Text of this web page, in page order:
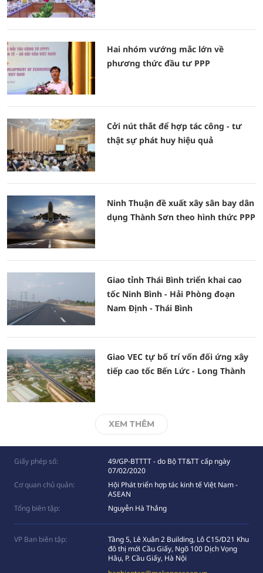
Hai nhóm vướng mắc lớn về
phương thức đầu tư PPP
Cởi nút thắt để hợp tác công - tư
thật sự phát huy hiệu quả
Ninh Thuận đề xuất xây sân bay dân
dụng Thành Sơn theo hình thức PPP
Giao tỉnh Thái Bình triển khai cao
tốc Ninh Bình - Hải Phòng đoạn
Nam Định - Thái Bình
Giao VEC tự bố trí vốn đối ứng xây
tiếp cao tốc Bến Lức - Long Thành
XEM THÊM
Giấy phép số:
49/GP-BTTTT - do Bộ TT&TT cấp ngày
07/02/2020
Cơ quan chủ quản:
Hội Phát triển hợp tác kinh tế Việt Nam -
ASEAN
Tổng biên tập:
Nguyễn Hà Thắng
VP Ban biên tập:
Tầng 5, Lê Xuân 2 Building, Lô C15/D21 Khu
đô thị mới Cầu Giấy, Ngõ 100 Dịch Vọng
Hâụ, P. Cầu Giấy, Hà Nội